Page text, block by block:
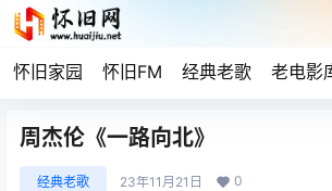
怀旧家园 怀旧FM 经典老歌 老电影
周杰伦《一路向北》
经典老歌 23年11月21日 0